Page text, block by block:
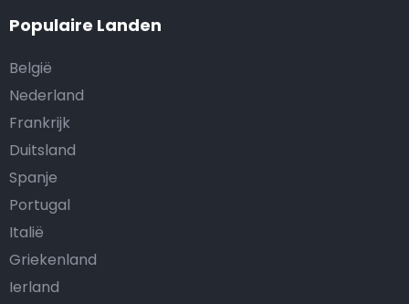
Populaire Landen
België
Nederland
Frankrijk
Duitsland
Spanje
Portugal
Italië
Griekenland
Ierland